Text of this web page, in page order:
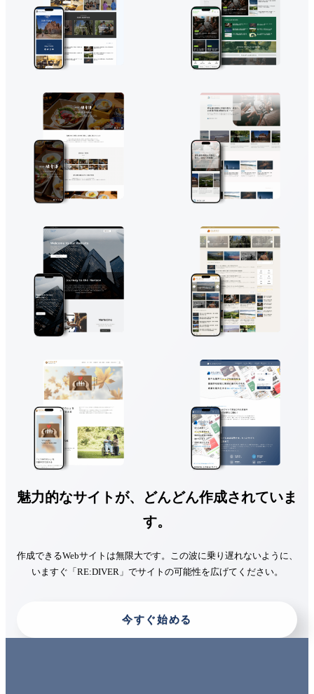
魅力的なサイトが、どんどん作成されていま
す。
作成できるWebサイトは無限大です。この波に乗り遅れないように、
いますぐ「RE:DIVER」でサイトの可能性を広げてください。
今すぐ始める